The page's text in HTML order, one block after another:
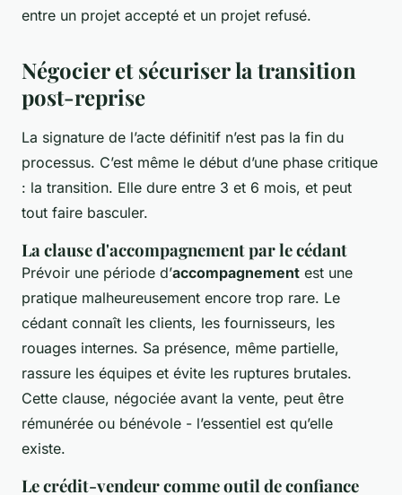
entre un projet accepté et un projet refusé.
Négocier et sécuriser la transition
post-reprise
La signature de l’acte définitif n’est pas la fin du
processus. C’est même le début d’une phase critique
: la transition. Elle dure entre 3 et 6 mois, et peut
tout faire basculer.
La clause d'accompagnement par le cédant
Prévoir une période d’accompagnement est une
pratique malheureusement encore trop rare. Le
cédant connaît les clients, les fournisseurs, les
rouages internes. Sa présence, même partielle,
rassure les équipes et évite les ruptures brutales.
Cette clause, négociée avant la vente, peut être
rémunérée ou bénévole - l’essentiel est qu’elle
existe.
Le crédit-vendeur comme outil de confiance